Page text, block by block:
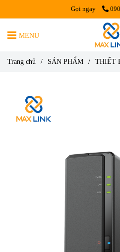
Gọi ngay
MENU
Trang chủ / SẢN PHẨM / THIẾT